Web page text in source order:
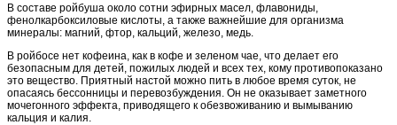
В составе ройбуша около сотни эфирных масел, флавониды,
фенолкарбоксиловые кислоты, а также важнейшие для организма
минералы: магний, фтор, кальций, железо, медь.
В ройбосе нет кофеина, как в кофе и зеленом чае, что делает его
безопасным для детей, пожилых людей и всех тех, кому противопоказано
это вещество. Приятный настой можно пить в любое время суток, не
опасаясь бессонницы и перевозбуждения. Он не оказывает заметного
мочегонного эффекта, приводящего к обезвоживанию и вымыванию
кальция и калия.